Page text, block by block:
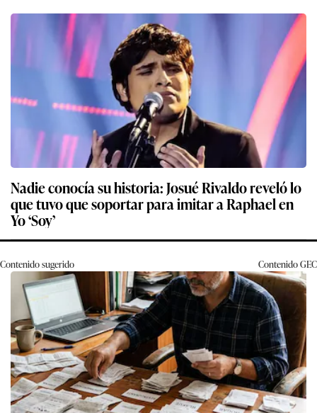
Nadie conocía su historia: Josué Rivaldo reveló lo
que tuvo que soportar para imitar a Raphael en
Yo ‘Soy’
Contenido sugerido ContenidoGEC